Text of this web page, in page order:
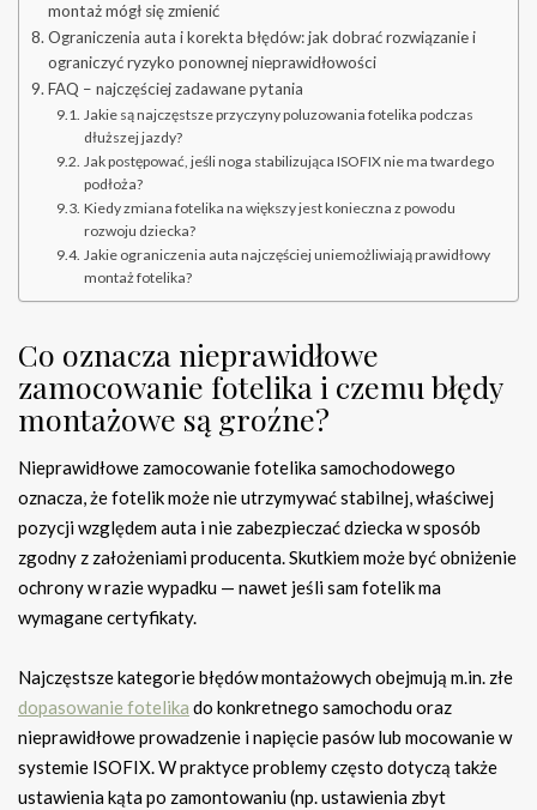
montaż mógł się zmienić
Ograniczenia auta i korekta błędów: jak dobrać rozwiązanie i
ograniczyć ryzyko ponownej nieprawidłowości
FAQ – najczęściej zadawane pytania
Jakie są najczęstsze przyczyny poluzowania fotelika podczas
dłuższej jazdy?
Jak postępować, jeśli noga stabilizująca ISOFIX nie ma twardego
podłoża?
Kiedy zmiana fotelika na większy jest konieczna z powodu
rozwoju dziecka?
Jakie ograniczenia auta najczęściej uniemożliwiają prawidłowy
montaż fotelika?
Co oznacza nieprawidłowe
zamocowanie fotelika i czemu błędy
montażowe są groźne?
Nieprawidłowe zamocowanie fotelika samochodowego
oznacza, że fotelik może nie utrzymywać stabilnej, właściwej
pozycji względem auta i nie zabezpieczać dziecka w sposób
zgodny z założeniami producenta. Skutkiem może być obniżenie
ochrony w razie wypadku — nawet jeśli sam fotelik ma
wymagane certyfikaty.
Najczęstsze kategorie błędów montażowych obejmują m.in. złe
dopasowanie fotelika do konkretnego samochodu oraz
nieprawidłowe prowadzenie i napięcie pasów lub mocowanie w
systemie ISOFIX. W praktyce problemy często dotyczą także
ustawienia kąta po zamontowaniu (np. ustawienia zbyt